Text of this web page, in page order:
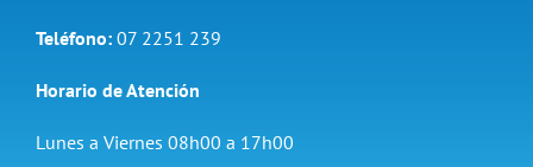
Teléfono: 07 2251 239
Horario de Atención
Lunes a Viernes 08h00 a 17h00